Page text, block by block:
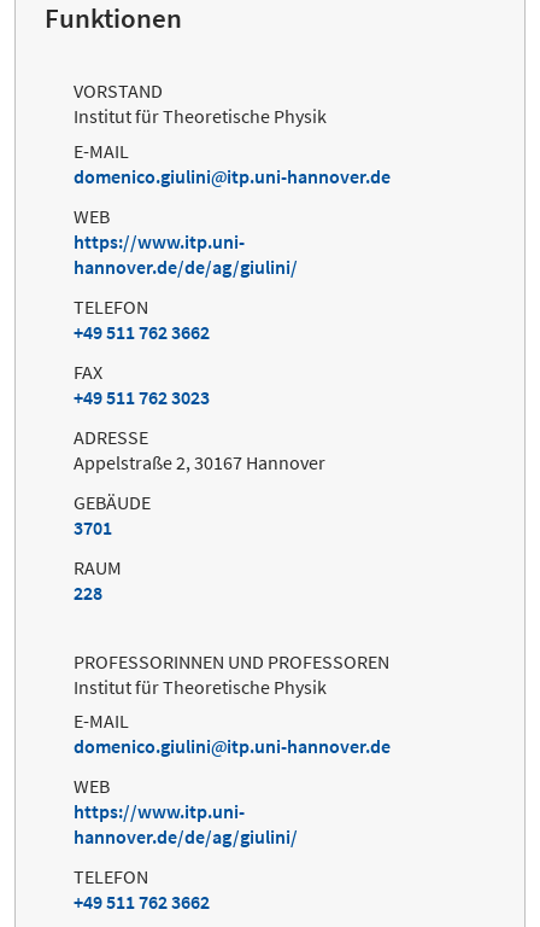
Funktionen
VORSTAND
Institut für Theoretische Physik
E-MAIL
domenico.giulini
itp.uni-hannover.de
WEB
https://www.itp.uni-
hannover.de/de/ag/giulini/
TELEFON
+49 511 762 3662
FAX
+49 511 762 3023
ADRESSE
Appelstraße 2, 30167 Hannover
GEBÄUDE
3701
RAUM
228
PROFESSORINNEN UND PROFESSOREN
Institut für Theoretische Physik
E-MAIL
domenico.giulini
itp.uni-hannover.de
WEB
https://www.itp.uni-
hannover.de/de/ag/giulini/
TELEFON
+49 511 762 3662